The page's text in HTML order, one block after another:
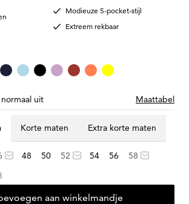
Modieuze 5-pocket-stijl
Extreem rekbaar
uit Maattabel
Korte maten Extra korte maten
48 50 52 54 56
58
aan winkelmandje